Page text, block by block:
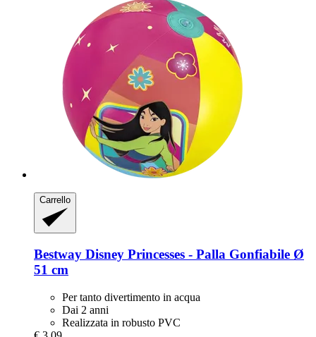
Carrello
Bestway Disney Princesses -​ Palla Gonfiabile Ø
51 cm
Per tanto divertimento in acqua
Dai 2 anni
Realizzata in robusto PVC